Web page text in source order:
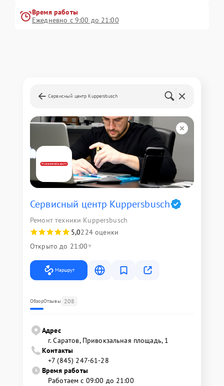
Время работы
Ежедневно с 9:00 до 21:00
Сервисный центр Kuppersbusch
Сервисный центр Kuppersbusch
Ремонт техники Kuppersbusch
5,0224 оценки
Открыто до 21:00
Маршрут
ОбзорОтзывы 208
Адрес
г. Саратов, Привокзальная площадь, 1
Контакты
+7 (845) 247-61-28
Время работы
Работаем с 09:00 до 21:00